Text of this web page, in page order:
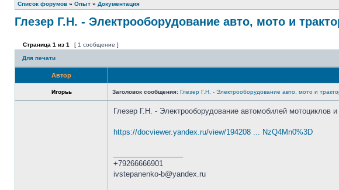
Список форумов » Опыт » Документация
Глезер Г.Н. - Электрооборудование авто, мото и
Страница 1 из 1 [ 1 сообщение ]
Для печати
Автор
Игорьь Заголовок сообщения: Глезер Г.Н. - Электрооборудование авто, мото и
Глезер Г.Н. - Электрооборудование автомобилей мотоциклов
https://docviewer.yandex.ru/view/194208 ... NzQ4Mn0%3D
+79266666901
ivstepanenko-b@yandex.ru